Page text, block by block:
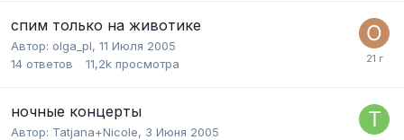
спим только на животике
Автор: olga_pl, 11 Июля 2005
14 ответов 11,2k просмотра
ночные концерты
Автор: Tatjana+Nicole, 3 Июня 2005